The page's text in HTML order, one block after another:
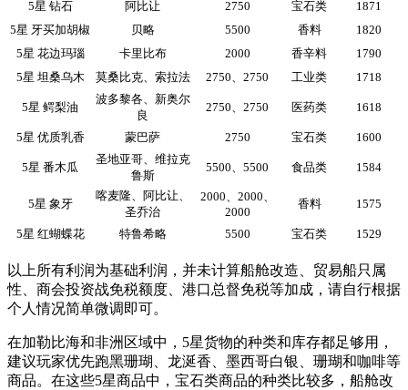
5星 钻石 阿比让 2750 宝石类
1871
5星 牙买加胡椒
贝略 5500 香料
1820
5星 花边玛瑙
卡里比布 2000 香辛料
1790
5星 坦桑乌木
莫桑比克、索拉法 2750、2750 工业类 1718
5星 鳄梨油
波多黎各、新奥尔
良
2750、2750 医药类 1618
5星 优质乳香 蒙巴萨 2750 宝石类 1600
5星 番木瓜
圣地亚哥、维拉克
鲁斯
5500、5500 食品类 1584
5星 象牙
喀麦隆、阿比让、
圣乔治
2000、2000、
2000
香料 1575
5星 红蝴蝶花 特鲁希略 5500 宝石类 1529
以上所有利润为基础利润，并未计算船舱改造、贸易船只属
性、商会投资战免税额度、港口总督免税等加成，请自行根据
个人情况简单微调即可。
在加勒比海和非洲区域中，5星货物的种类和库存都足够用，
建议玩家优先跑黑珊瑚、龙涎香、墨西哥白银、珊瑚和咖啡等
商品。在这些5星商品中，宝石类商品的种类比较多，船舱改